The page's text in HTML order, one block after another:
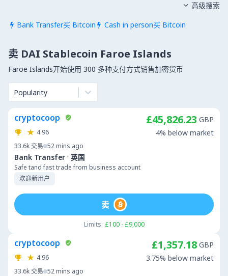
 Bank Transfer买 Bitcoin  Cash in person买 Bitcoin
 高级搜索
卖 DAI Stablecoin Faroe Islands
Faroe Islands开始使用 300 多种支付方式销售加密货币
Popularity
cryptocoop
4.96
33.6k交易 52 mins ago
Bank Transfer · 英国
Safe tand fast trade from business account
欢迎新用户
£45,826.23 GBP
4% below market
Limits: £100 - £9,000
卖
cryptocoop
4.96
33.6k交易 52 mins ago
£1,357.18 GBP
3.75% below market